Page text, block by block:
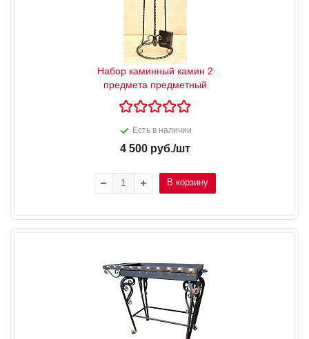
Набор каминный камин 2
предмета предметный
Есть в наличии
4 500руб./шт
В корзину